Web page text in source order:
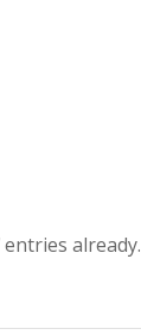
already.